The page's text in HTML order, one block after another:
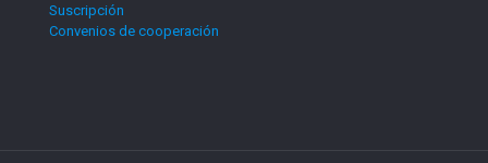
Suscripción
Convenios de cooperación